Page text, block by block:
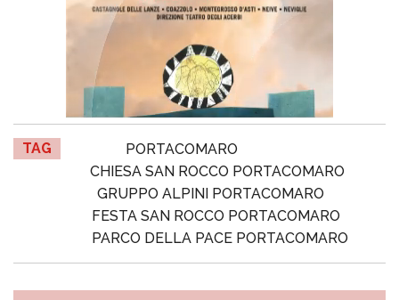
TAG
PORTACOMARO
CHIESA SAN ROCCO PORTACOMARO
GRUPPO ALPINI PORTACOMARO
FESTA SAN ROCCO PORTACOMARO
PARCO DELLA PACE PORTACOMARO